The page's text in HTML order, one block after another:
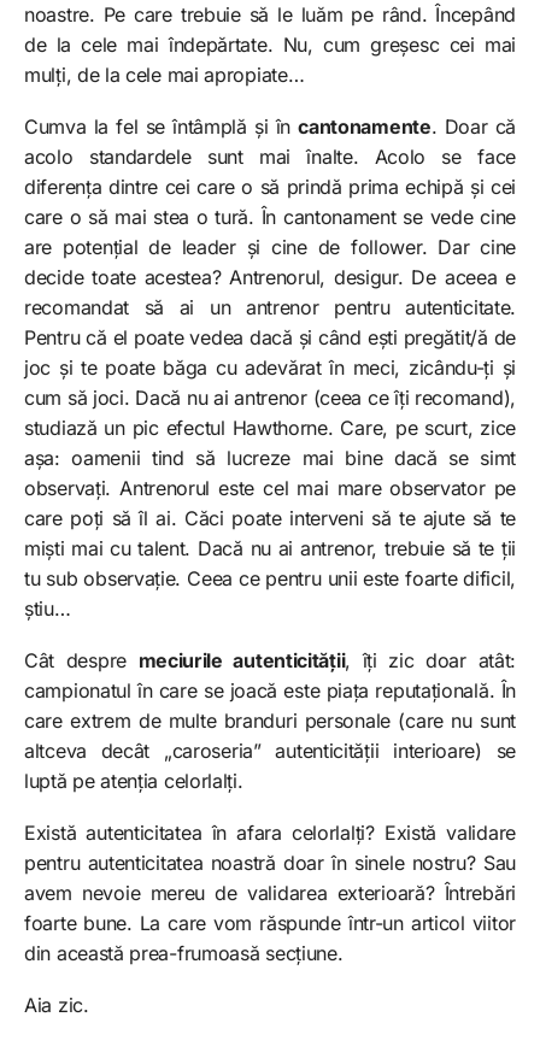
noastre. Pe care trebuie să le luăm pe rând. Începând
de la cele mai îndepărtate. Nu, cum greșesc cei mai
mulți, de la cele mai apropiate…
Cumva la fel se întâmplă și încantonamente. Doar că
acolo standardele sunt mai înalte. Acolo se face
diferența dintre cei care o să prindă prima echipă și cei
care o să mai stea o tură. În cantonament se vede cine
are potențial de leader și cine de follower. Dar cine
decide toate acestea? Antrenorul, desigur. De aceea e
recomandat să ai un antrenor pentru autenticitate.
Pentru că el poate vedea dacă și când ești pregătit/ă de
joc și te poate băga cu adevărat în meci, zicându-ți și
cum să joci. Dacă nu ai antrenor (ceea ce îți recomand),
studiază un pic efectul Hawthorne. Care, pe scurt, zice
așa: oamenii tind să lucreze mai bine dacă se simt
observați. Antrenorul este cel mai mare observator pe
care poți să îl ai. Căci poate interveni să te ajute să te
miști mai cu talent. Dacă nu ai antrenor, trebuie să te ții
tu sub observație. Ceea ce pentru unii este foarte dificil,
știu…
Cât despre meciurile autenticității, îți zic doar atât:
campionatul în care se joacă este piața reputațională. În
care extrem de multe branduri personale (care nu sunt
altceva decât „caroseria” autenticității interioare) se
luptă pe atenția celorlalți.
Există autenticitatea în afara celorlalți? Există validare
pentru autenticitatea noastră doar în sinele nostru? Sau
avem nevoie mereu de validarea exterioară? Întrebări
foarte bune. La care vom răspunde într-un articol viitor
din această prea-frumoasă secțiune.
Aia zic.